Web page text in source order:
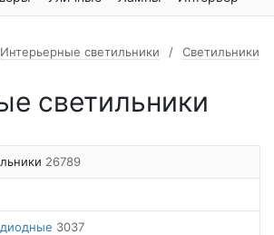
Интерьерные светильники
Светильники
светильники
26789
3037